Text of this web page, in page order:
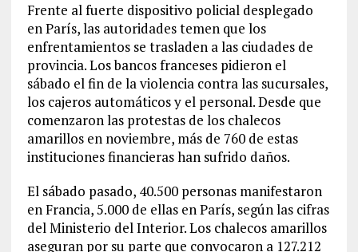
Frente al fuerte dispositivo policial desplegado
en París, las autoridades temen que los
enfrentamientos se trasladen a las ciudades de
provincia. Los bancos franceses pidieron el
sábado el fin de la violencia contra las sucursales,
los cajeros automáticos y el personal. Desde que
comenzaron las protestas de los chalecos
amarillos en noviembre, más de 760 de estas
instituciones financieras han sufrido daños.
El sábado pasado, 40.500 personas manifestaron
en Francia, 5.000 de ellas en París, según las cifras
del Ministerio del Interior. Los chalecos amarillos
aseguran por su parte que convocaron a 127.212